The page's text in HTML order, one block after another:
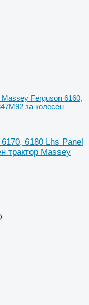
Ferguson 6160,
за колесен
6180 Lhs Panel
трактор Massey